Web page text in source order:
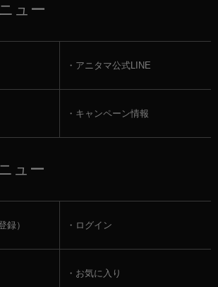
ュー
アニタマ公式LINE
キャンペーン情報
ュー
録） ログイン
お気に入り